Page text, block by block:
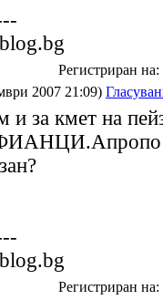
Регистриран
2007 21:09)
за кмет на
Регистриран